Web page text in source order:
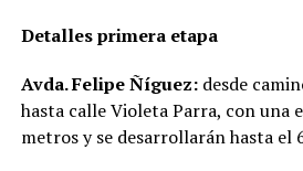
Detalles primera etapa
Avda. Felipe Ñíguez:desde
hasta calle Violeta Parra, con una
metros y se desarrollarán hasta el